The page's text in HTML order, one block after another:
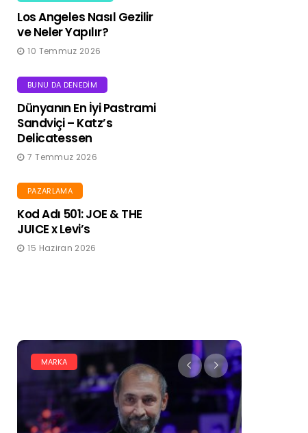
Los Angeles Nasıl Gezilir
ve Neler Yapılır?
10 Temmuz 2026
BUNU DA DENEDIM
Dünyanın En İyi Pastrami
Sandviçi – Katz’s
Delicatessen
7 Temmuz 2026
PAZARLAMA
Kod Adı 501: JOE & THE
JUICE x Levi’s
15 Haziran 2026
MARKA